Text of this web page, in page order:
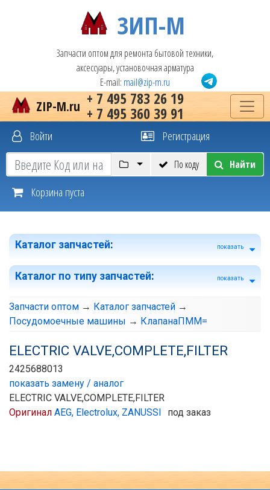
ЗИП-М
Запчасти оптом для ремонта бытовой техники,
аксессуары, установочная арматура
E-mail: mail@zip-m.ru
+ 7 495 783 26 19
+ 7 495 360 39 91
ZIP-M.ru
Войти Регистрация
По коду Найти
Корзина пуста
Каталог запчастей: показать
Каталог по типу запчастей: показать
Запчасти оптом → Каталог запчастей →
Посудомоечные машины → КлапанаПММ=
ELECTRIC VALVE,COMPLETE,FILTER
2425688013
показать замену / аналог
ELECTRIC VALVE,COMPLETE,FILTER
Оригинал AEG, Electrolux, ZANUSSI под заказ